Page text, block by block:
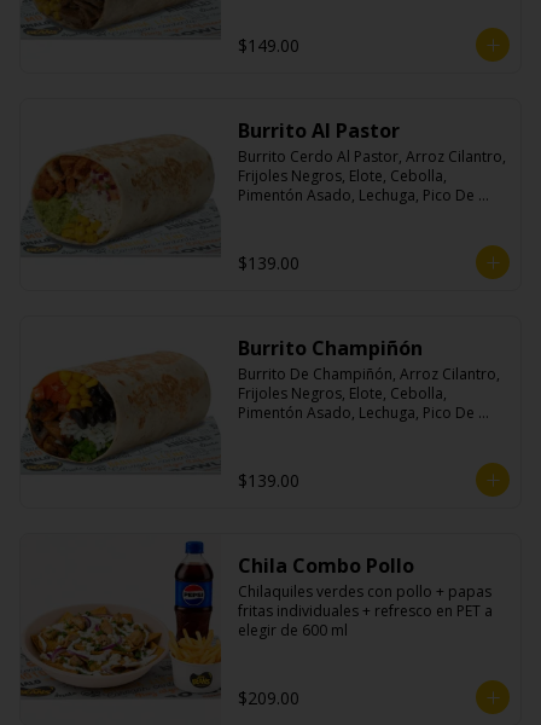
$149.00
Burrito Al Pastor
Burrito Cerdo Al Pastor, Arroz Cilantro,
Frijoles Negros, Elote, Cebolla,
Pimentón Asado, Lechuga, Pico De
$139.00
Burrito Champiñón
Burrito De Champiñón, Arroz Cilantro,
Frijoles Negros, Elote, Cebolla,
Pimentón Asado, Lechuga, Pico De
$139.00
Chila Combo Pollo
Chilaquiles verdes con pollo + papas
fritas individuales + refresco en PET a
elegir de 600 ml
$209.00